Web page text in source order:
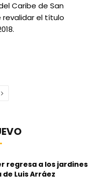
Caribe de San
revalidar el título
Next
regresa a los jardines
Luis Arráez